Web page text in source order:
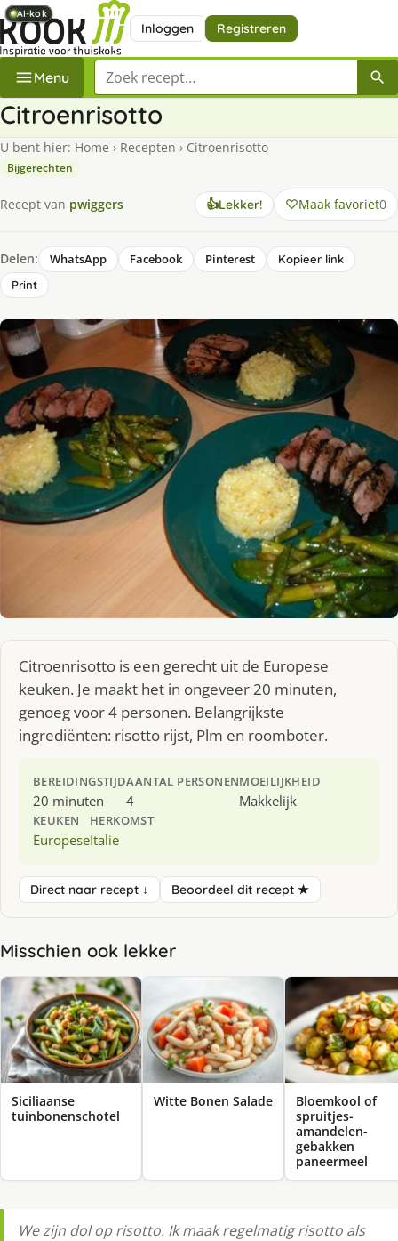
Inloggen Registreren
Menu Zoek een recept
Citroenrisotto
U bent hier: Home › Recepten › Citroenrisotto
Bijgerechten
Recept van pwiggers 👍Lekker! Maak favoriet0
Delen: WhatsApp Facebook Pinterest
Kopieer link
Print
Citroenrisotto is een gerecht uit de Europese
keuken. Je maakt het in ongeveer 20 minuten,
genoeg voor 4 personen. Belangrijkste
ingrediënten: risotto rijst, Plm en roomboter.
BEREIDINGSTIJD
20 minuten
AANTAL PERSONEN
4
MOEILIJKHEID
Makkelijk
KEUKEN
Europese
HERKOMST
Italie
Direct naar recept ↓ Beoordeel dit recept ★
Misschien ook lekker
AI-kok
Siciliaanse
tuinbonenschotel
AI-kok
Witte Bonen Salade
AI-kok
Bloemkool of
spruitjes-
amandelen-
gebakken
paneermeel
AI-kok
AI-kok
AI-kok
We zijn dol op risotto. Ik maak regelmatig risotto als